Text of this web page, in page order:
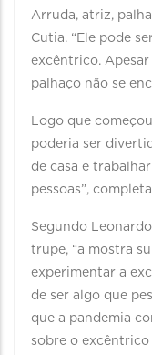
Arruda, atriz,
Cutia. “Ele pode
excêntrico.
palhaço não se
Logo que
poderia ser
de casa e
pessoas”,
Segundo
trupe, “a mostra
experimentar a
de ser algo que
que a pandemia
sobre o